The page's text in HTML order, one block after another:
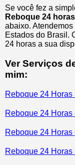
Se você fez a
Reboque 24
abaixo. Atendemos
Estados do Brasil.
24 horas a sua
Ver Serviços
mim:
Reboque 24
Reboque 24
Reboque 24
Reboque 24